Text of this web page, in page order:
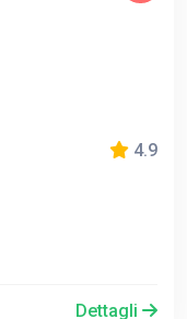
4.9
Dettagli